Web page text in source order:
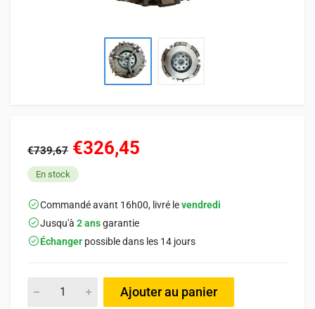
€739,67 €326,45
En stock
Commandé avant 16h00, livré levendredi
Jusqu'à 2 ansgarantie
Échanger possible dans les 14 jours
Ajouter au panier